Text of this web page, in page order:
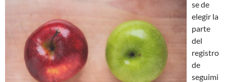
se de
elegir la
parte
del
registro
de
seguimi